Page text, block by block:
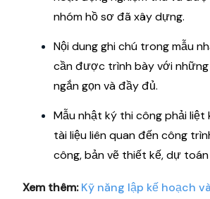
nhóm hồ sơ đã xây dựng.
Nội dung ghi chú trong mẫu
cần được trình bày với những
ngắn gọn và đầy đủ.
Mẫu nhật ký thi công phải liệt
tài liệu liên quan đến công
công, bản vẽ thiết kế, dự toán
Xem thêm: Kỹ năng lập kế hoạch